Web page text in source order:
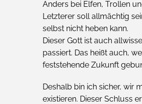
Anders bei Elfen, Trollen
Letzterer soll allmächtig
selbst nicht heben kann.
Dieser Gott ist auch
passiert. Das heißt auch,
feststehende Zukunft
Deshalb bin ich sicher, wir
existieren. Dieser Schluss